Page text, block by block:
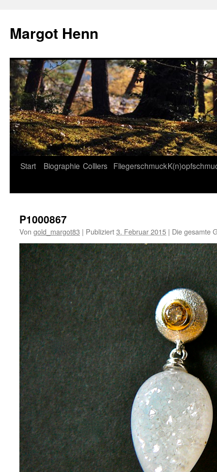
Margot Henn
Start Biographie Colliers Fliegerschmuck
P1000867
Von gold_margot83 | Publiziert3. Februar 2015 | Die gesamte